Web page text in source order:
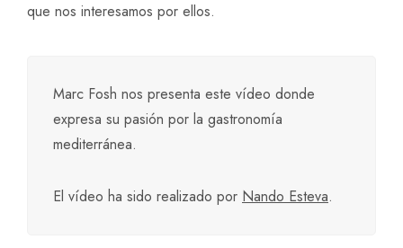
que nos interesamos por ellos.
Marc Fosh nos presenta este vídeo donde
expresa su pasión por la gastronomía
mediterránea.
El vídeo ha sido realizado por Nando Esteva.